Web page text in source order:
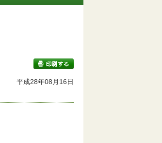
印刷する
平成28年08月16日